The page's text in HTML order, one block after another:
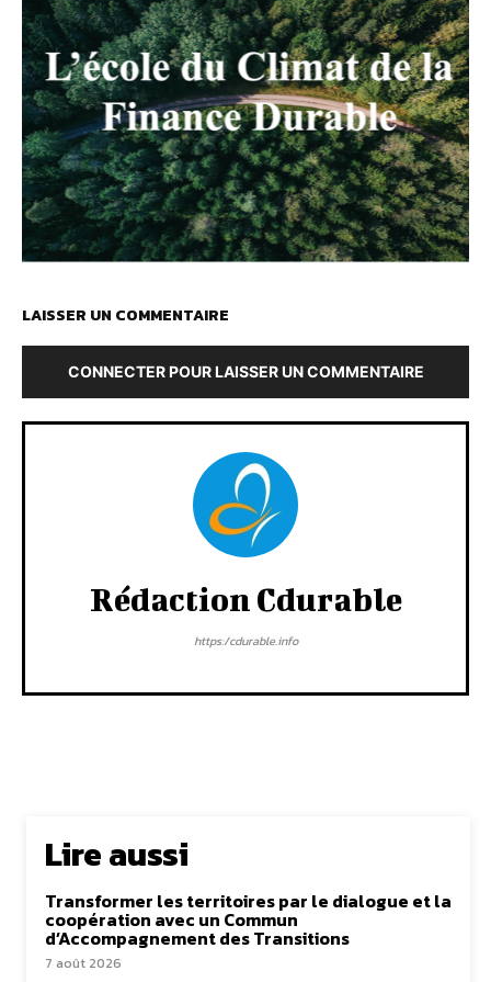
LAISSER UN COMMENTAIRE
CONNECTER POUR LAISSER UN COMMENTAIRE
Rédaction Cdurable
https:/cdurable.info
Lire aussi
Transformer les territoires par le dialogue et la
coopération avec un Commun
d’Accompagnement des Transitions
7 août 2026